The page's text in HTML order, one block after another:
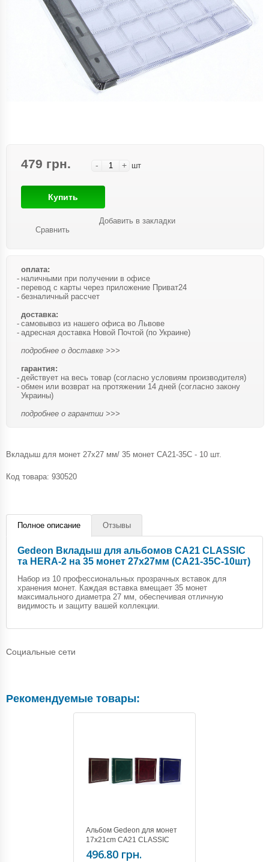
479 грн. - + шт
Купить
Сравнить
Добавить в закладки
оплата:
наличными при получении в офисе
перевод с карты через приложение Приват24
безналичный рассчет
доставка:
самовывоз из нашего офиса во Львове
адресная доставка Новой Почтой (по Украине)
подробнее о доставке >>>
гарантия:
действует на весь товар (согласно условиям производителя)
обмен или возврат на протяжении 14 дней (согласно закону
Украины)
подробнее о гарантии >>>
Вкладыш для монет 27x27 мм/ 35 монет CA21-35C - 10 шт.
Код товара: 930520
Полное описание Отзывы
Gedeon Вкладыш для альбомов CA21 CLASSIC
та HERA-2 на 35 монет 27х27мм (CA21-35C-10шт)
Набор из 10 профессиональных прозрачных вставок для
хранения монет. Каждая вставка вмещает 35 монет
максимального диаметра 27 мм, обеспечивая отличную
видимость и защиту вашей коллекции.
Социальные сети
Рекомендуемые товары:
Альбом Gedeon для монет
17x21cm CA21 CLASSIC
496.80 грн.